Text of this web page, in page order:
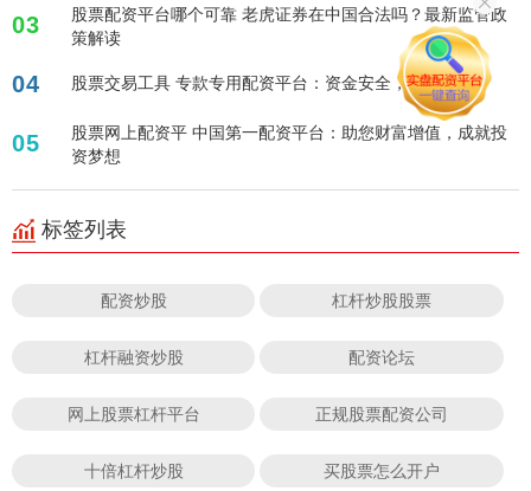
03
股票配资平台哪个可靠 老虎证券在中国合法吗？最新监管政
策解读
04 股票交易工具 专款专用配资平台：资金安全，投资无忧
05
股票网上配资平 中国第一配资平台：助您财富增值，成就投
资梦想
标签列表
配资炒股 杠杆炒股股票
杠杆融资炒股 配资论坛
网上股票杠杆平台 正规股票配资公司
十倍杠杆炒股 买股票怎么开户